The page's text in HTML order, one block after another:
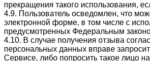
прекращения такого использования,
4.9. Пользователь осведомлен, что
электронной форме, в том числе с
предусмотренных Федеральным
4.10. В случае получения отзыва
персональных данных вправе
Сервисе, либо попросить такое лицо